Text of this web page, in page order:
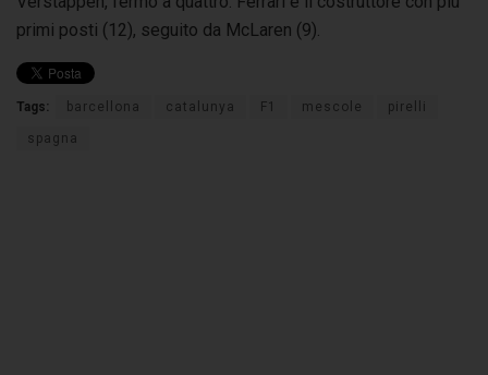
primi posti (12), seguito da McLaren (9).
Tags: barcellona catalunya F1 mescole pirelli
spagna